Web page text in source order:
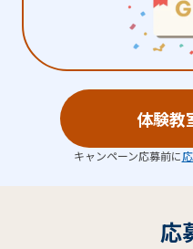
体験教
キャンペーン応募前に
応